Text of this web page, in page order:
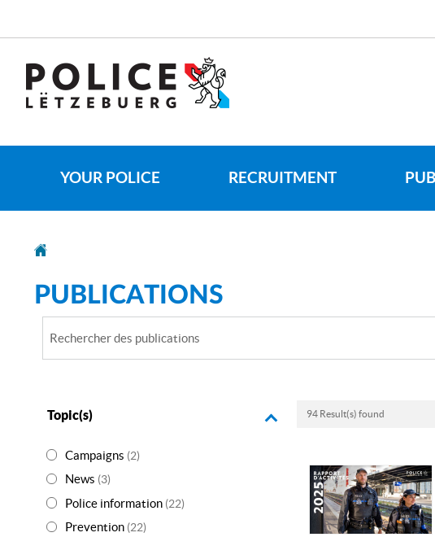
THE
LANGUAGE
YOUR POLICE RECRUITMENT
PUBLICATIONS
des
publications
Topic(s)
Campaigns (2)
News (3)
Police information (22)
Prevention (22)
94 Result(s) found